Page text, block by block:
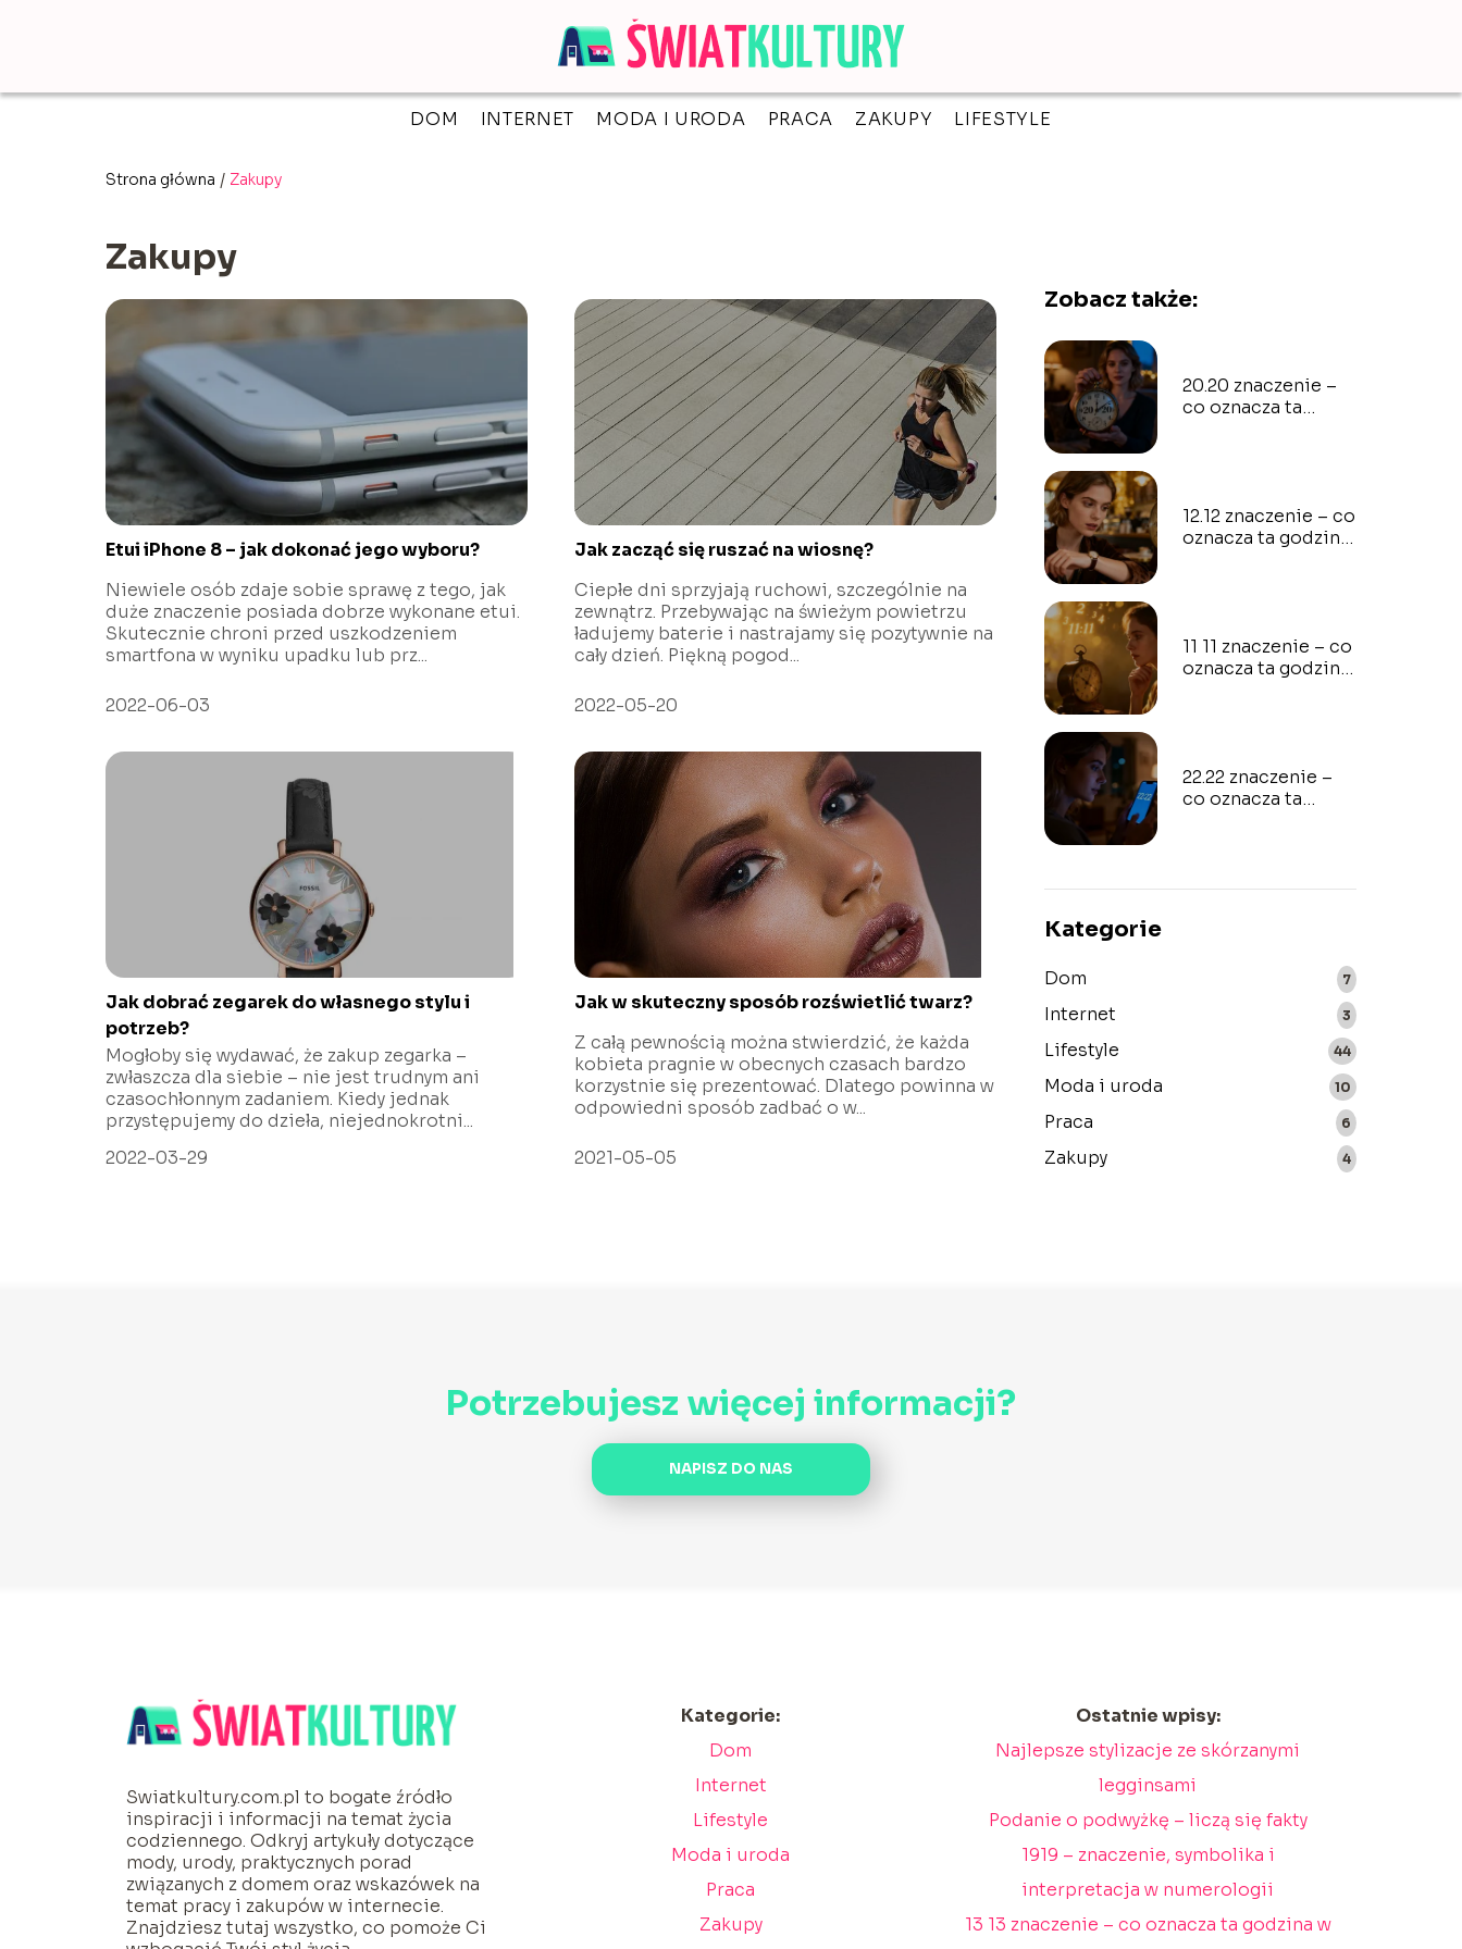
DOM INTERNET MODA I URODA PRACA ZAKUPY LIFESTYLE
Strona główna / Zakupy
Zakupy
Etui iPhone 8 – jak dokonać jego wyboru?
Niewiele osób zdaje sobie sprawę z tego, jak
duże znaczenie posiada dobrze wykonane etui.
Skutecznie chroni przed uszkodzeniem
smartfona w wyniku upadku lub prz...
2022-06-03
Jak zacząć się ruszać na wiosnę?
Ciepłe dni sprzyjają ruchowi, szczególnie na
zewnątrz. Przebywając na świeżym powietrzu
ładujemy baterie i nastrajamy się pozytywnie na
cały dzień. Piękną pogod...
2022-05-20
Jak dobrać zegarek do własnego stylu i
potrzeb?
Mogłoby się wydawać, że zakup zegarka –
zwłaszcza dla siebie – nie jest trudnym ani
czasochłonnym zadaniem. Kiedy jednak
przystępujemy do dzieła, niejednokrotni...
2022-03-29
Jak w skuteczny sposób rozświetlić twarz?
Z całą pewnością można stwierdzić, że każda
kobieta pragnie w obecnych czasach bardzo
korzystnie się prezentować. Dlatego powinna w
odpowiedni sposób zadbać o w...
2021-05-05
Zobacz także:
20.20 znaczenie –
co oznacza ta
12.12 znaczenie – co
oznacza ta godzina
11 11 znaczenie – co
oznacza ta godzina
22.22 znaczenie –
co oznacza ta
Kategorie
Dom 7
Internet 3
Lifestyle 44
Moda i uroda 10
Praca 6
Zakupy 4
Potrzebujesz więcej informacji?
NAPISZ DO NAS
Swiatkultury.com.pl to bogate źródło
inspiracji i informacji na temat życia
codziennego. Odkryj artykuły dotyczące
mody, urody, praktycznych porad
związanych z domem oraz wskazówek na
temat pracy i zakupów w internecie.
Znajdziesz tutaj wszystko, co pomoże Ci
Kategorie:
Dom
Internet
Lifestyle
Moda i uroda
Praca
Zakupy
Ostatnie wpisy:
Najlepsze stylizacje ze skórzanymi
legginsami
Podanie o podwyżkę – liczą się fakty
1919 – znaczenie, symbolika i
interpretacja w numerologii
13 13 znaczenie – co oznacza ta godzina w